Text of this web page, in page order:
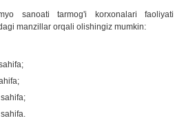
sanoati tarmog'i korxonalari faoliyati
manzillar orqali olishingiz mumkin: